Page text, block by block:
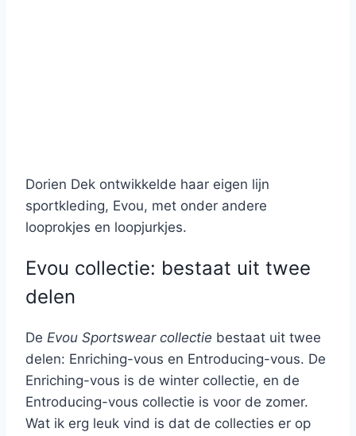
Dorien Dek ontwikkelde haar eigen lijn
sportkleding, Evou, met onder andere
looprokjes en loopjurkjes.
Evou collectie: bestaat uit twee
delen
De Evou Sportswear collectie bestaat uit twee
delen: Enriching-vous en Entroducing-vous. De
Enriching-vous is de winter collectie, en de
Entroducing-vous collectie is voor de zomer.
Wat ik erg leuk vind is dat de collecties er op